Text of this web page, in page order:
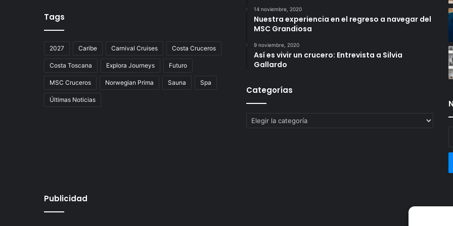
Tags
2027 Caribe Carnival Cruises Costa Cruceros
Costa Toscana Explora Journeys Futuro
MSC Cruceros Norwegian Prima Sauna Spa
Últimas Noticias
14 noviembre, 2020
Nuestra experiencia en el regreso a navegar del
MSC Grandiosa
9 noviembre, 2020
Así es vivir un crucero: Entrevista a Silvia
Gallardo
Categorías
Categorías
Publicidad